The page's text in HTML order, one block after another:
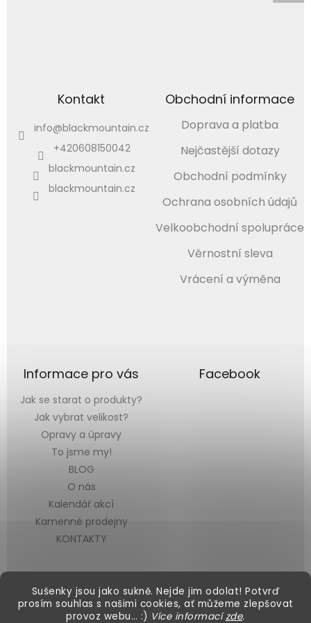
Sušenky jsou jako sukně. Nejde jim odolat! Potvrď
prosím souhlas s našimi cookies, ať můžeme zlepšovat
provoz webu… :) Více informacízde.
Kontakt
info@blackmountain.cz
+420608150042
blackmountain.cz
blackmountain.cz
Obchodní informace
Doprava a platba
Nejčastější dotazy
Obchodní podmínky
Ochrana osobních údajů
Velkoobchodní spolupráce
Věrnostní sleva
Vrácení a výměna
Informace pro vás
Jak se starat o produkty?
Jak vybrat velikost?
Opravy a úpravy
To jsme my!
BLOG
O nás
Kalendář akcí
Kamenné prodejny
KONTAKTY
Facebook
Vytvořil Shoptet &